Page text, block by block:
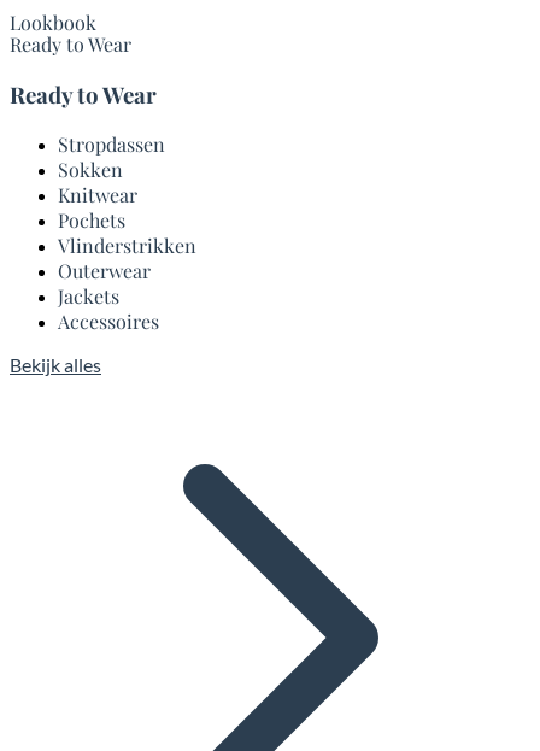
Lookbook
Ready to Wear
Ready to Wear
Stropdassen
Sokken
Knitwear
Pochets
Vlinderstrikken
Outerwear
Jackets
Accessoires
Bekijk alles